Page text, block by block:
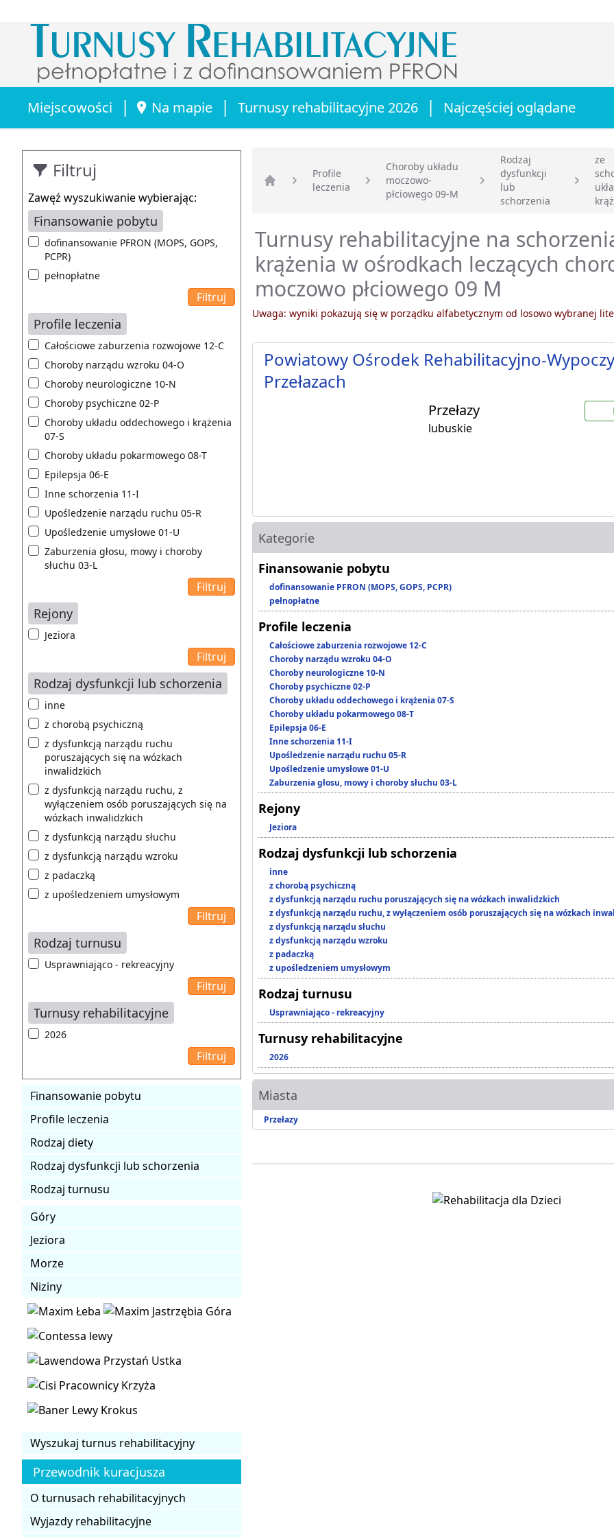
Miejscowości | Na mapie | Turnusy rehabilitacyjne 2026 | Najczęściej oglądane
Filtruj
Zawęź wyszukiwanie wybierając:
Finansowanie pobytu
dofinansowanie PFRON (MOPS, GOPS,
PCPR)
pełnopłatne
Profile leczenia
Całościowe zaburzenia rozwojowe 12-C
Choroby narządu wzroku 04-O
Choroby neurologiczne 10-N
Choroby psychiczne 02-P
Choroby układu oddechowego i krążenia
07-S
Choroby układu pokarmowego 08-T
Epilepsja 06-E
Inne schorzenia 11-I
Upośledzenie narządu ruchu 05-R
Upośledzenie umysłowe 01-U
Zaburzenia głosu, mowy i choroby
słuchu 03-L
Rejony
Jeziora
Rodzaj dysfunkcji lub schorzenia
inne
z chorobą psychiczną
z dysfunkcją narządu ruchu
poruszających się na wózkach
inwalidzkich
z dysfunkcją narządu ruchu, z
wyłączeniem osób poruszających się na
wózkach inwalidzkich
z dysfunkcją narządu słuchu
z dysfunkcją narządu wzroku
z padaczką
z upośledzeniem umysłowym
Rodzaj turnusu
Usprawniająco - rekreacyjny
Turnusy rehabilitacyjne
2026
Finansowanie pobytu
Profile leczenia
Rodzaj diety
Rodzaj dysfunkcji lub schorzenia
Rodzaj turnusu
Góry
Jeziora
Morze
Niziny
Wyszukaj turnus rehabilitacyjny
Przewodnik kuracjusza
O turnusach rehabilitacyjnych
Wyjazdy rehabilitacyjne
Strona główna
Profile
leczenia
Choroby układu
moczowo-
płciowego 09-M
Rodzaj
dysfunkcji
lub
schorzenia
ze
Turnusy rehabilitacyjne na
krążenia w ośrodkach leczących
moczowo płciowego 09 M
Uwaga: wyniki pokazują się w porządku alfabetycznym od losowo wybranej
Powiatowy Ośrodek Rehabilitacyjno-
Przełazach
Przełazy
lubuskie
Kategorie
Finansowanie pobytu
dofinansowanie PFRON (MOPS, GOPS, PCPR)
pełnopłatne
Profile leczenia
Całościowe zaburzenia rozwojowe 12-C
Choroby narządu wzroku 04-O
Choroby neurologiczne 10-N
Choroby psychiczne 02-P
Choroby układu oddechowego i krążenia 07-S
Choroby układu pokarmowego 08-T
Epilepsja 06-E
Inne schorzenia 11-I
Upośledzenie narządu ruchu 05-R
Upośledzenie umysłowe 01-U
Zaburzenia głosu, mowy i choroby słuchu 03-L
Rejony
Jeziora
Rodzaj dysfunkcji lub schorzenia
inne
z chorobą psychiczną
z dysfunkcją narządu ruchu poruszających się na wózkach inwalidzkich
z dysfunkcją narządu ruchu, z wyłączeniem osób poruszających się na wózkach
z dysfunkcją narządu słuchu
z dysfunkcją narządu wzroku
z padaczką
z upośledzeniem umysłowym
Rodzaj turnusu
Usprawniająco - rekreacyjny
Turnusy rehabilitacyjne
2026
Miasta
Przełazy